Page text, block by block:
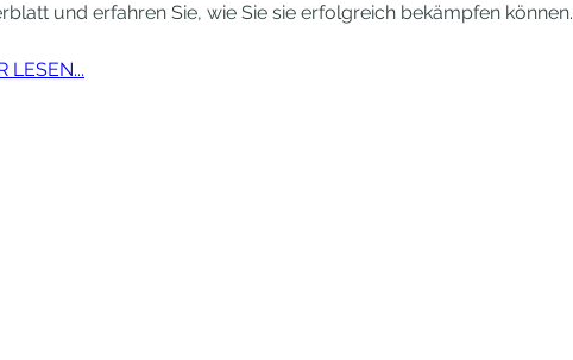
und erfahren Sie, wie Sie sie erfolgreich bekämpfen können.
LESEN...